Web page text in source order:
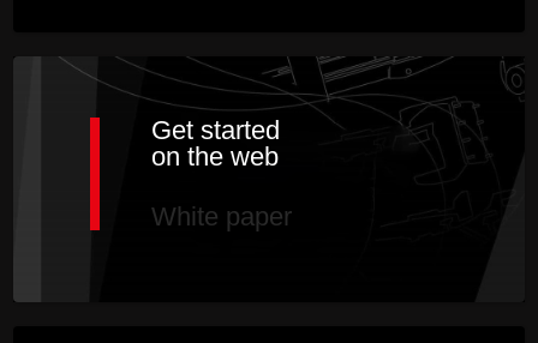
Get started
on the web
White paper